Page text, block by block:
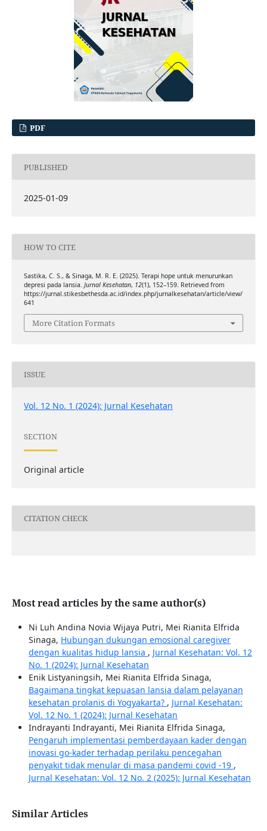
PDF
PUBLISHED
2025-01-09
HOW TO CITE
Sastika, C. S., & Sinaga, M. R. E. (2025). Terapi hope untuk menurunkan
depresi pada lansia. Jurnal Kesehatan, 12(1), 152–159. Retrieved from
https://jurnal.stikesbethesda.ac.id/index.php/jurnalkesehatan/article/view/
641
More Citation Formats
ISSUE
Vol. 12 No. 1 (2024): Jurnal Kesehatan
SECTION
Original article
CITATION CHECK
Most read articles by the same author(s)
Ni Luh Andina Novia Wijaya Putri, Mei Rianita Elfrida
Sinaga, Hubungan dukungan emosional caregiver
dengan kualitas hidup lansia , Jurnal Kesehatan: Vol. 12
No. 1 (2024): Jurnal Kesehatan
Enik Listyaningsih, Mei Rianita Elfrida Sinaga,
Bagaimana tingkat kepuasan lansia dalam pelayanan
kesehatan prolanis di Yogyakarta? , Jurnal Kesehatan:
Vol. 12 No. 1 (2024): Jurnal Kesehatan
Indrayanti Indrayanti, Mei Rianita Elfrida Sinaga,
Pengaruh implementasi pemberdayaan kader dengan
inovasi go-kader terhadap perilaku pencegahan
penyakit tidak menular di masa pandemi covid -19 ,
Jurnal Kesehatan: Vol. 12 No. 2 (2025): Jurnal Kesehatan
Similar Articles